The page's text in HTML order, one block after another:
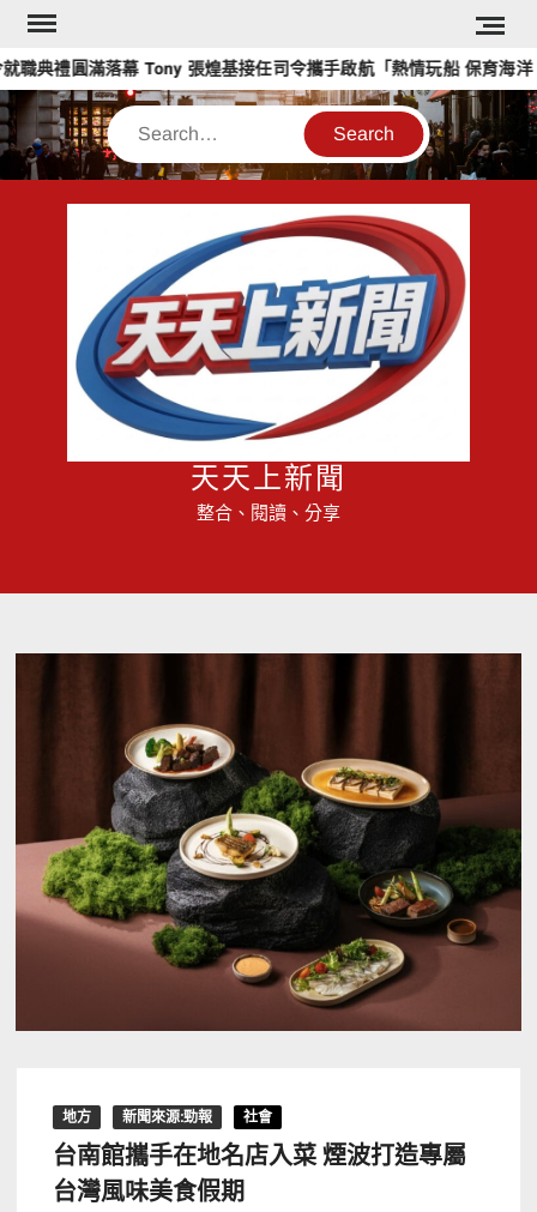
Skip
content
禮圓滿落幕 Tony 張煌基接任司令攜手啟航「熱情玩船 保育海洋 歡
Search
天天上新聞
整合、閱讀、分享
地方 新聞來源:勁報 社會
台南館攜手在地名店入菜 煙波打造專屬
台灣風味美食假期